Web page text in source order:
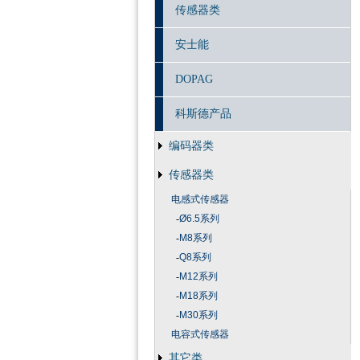
传感器类
安士能
DOPAG
科斯德产品
编码器类
传感器类
电感式传感器
-Ø6.5系列
-M8系列
-Q8系列
-M12系列
-M18系列
-M30系列
电容式传感器